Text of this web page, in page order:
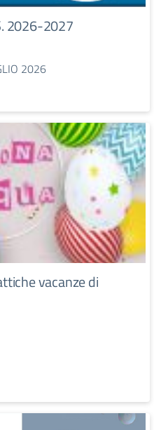
2026-2027
2026
vacanze di